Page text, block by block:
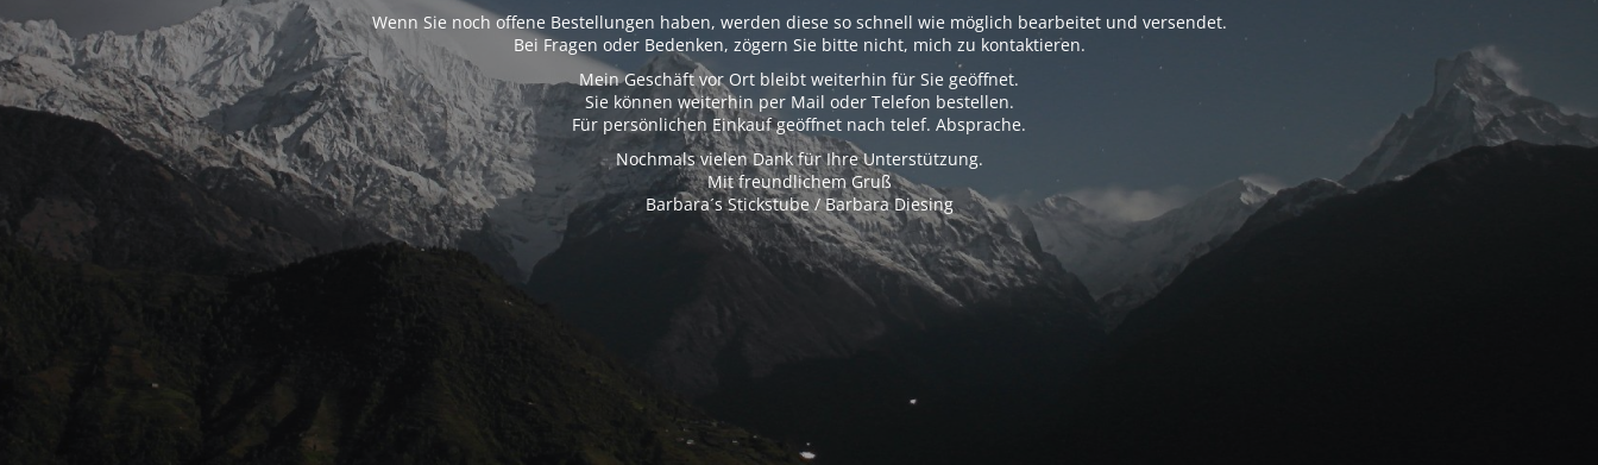
Wenn Sie noch offene Bestellungen haben, werden diese so schnell wie möglich bearbeitet und versendet.
Bei Fragen oder Bedenken, zögern Sie bitte nicht, mich zu kontaktieren.
Mein Geschäft vor Ort bleibt weiterhin für Sie geöffnet.
Sie können weiterhin per Mail oder Telefon bestellen.
Für persönlichen Einkauf geöffnet nach telef. Absprache.
Nochmals vielen Dank für Ihre Unterstützung.
Mit freundlichem Gruß
Barbara´s Stickstube / Barbara Diesing